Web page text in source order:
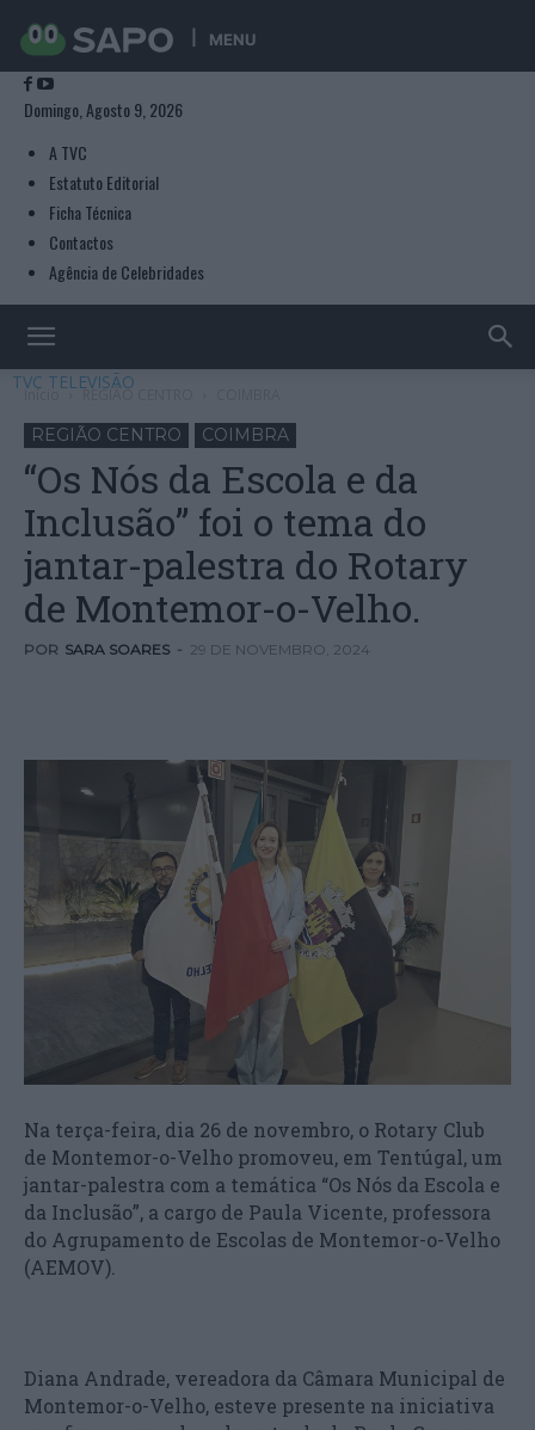
MENU
Domingo, Agosto 9, 2026
A TVC
Estatuto Editorial
Ficha Técnica
Contactos
Agência de Celebridades
TVC TELEVISÃO
Início REGIÃO CENTRO
REGIÃO CENTRO COIMBRA
“Os Nós da Escola e da
Inclusão” foi o tema do
jantar-palestra do Rotary
de Montemor-o-Velho.
POR SARA SOARES - 29 DE NOVEMBRO, 2024
Na terça-feira, dia 26 de novembro, o Rotary Club
de Montemor-o-Velho promoveu, em Tentúgal, um
jantar-palestra com a temática “Os Nós da Escola e
da Inclusão”, a cargo de Paula Vicente, professora
do Agrupamento de Escolas de Montemor-o-Velho
(AEMOV).
Diana Andrade, vereadora da Câmara Municipal de
Montemor-o-Velho, esteve presente na iniciativa